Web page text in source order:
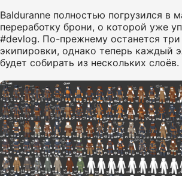
Balduranne полностью погрузился в
переработку брони, о которой уже
#devlog. По-прежнему останется три
экипировки, однако теперь каждый
будет собирать из нескольких слоёв.